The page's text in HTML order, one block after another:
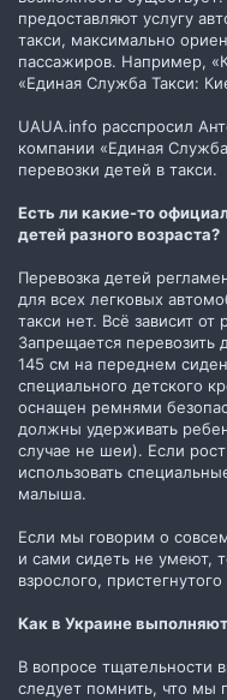
предоставляют услугу
такси, максимально
пассажиров. Например,
«Единая Служба Такси:
UAUA.info расспросил
компании «Единая
перевозки детей в такси.
Есть ли какие-то
детей разного возраста?
Перевозка детей
для всех легковых
такси нет. Всё зависит от
Запрещается
145 см на переднем
специального детского
оснащен ремнями
должны удерживать
случае не шеи). Если
использовать
малыша.
Если мы говорим о
и сами сидеть не умеют,
взрослого,
Как в Украине
В вопросе тщательности
следует помнить, что мы